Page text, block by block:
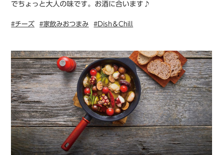
でちょっと大人の味です。お酒に合います♪
#チーズ #家飲みおつまみ #Dish＆Chill